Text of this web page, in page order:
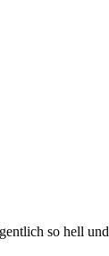
so hell